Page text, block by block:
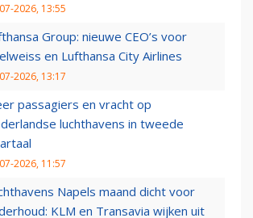
2026, 13:55
Group: nieuwe CEO’s voor
en Lufthansa City Airlines
2026, 13:17
passagiers en vracht op
luchthavens in tweede
2026, 11:57
Napels maand dicht voor
KLM en Transavia wijken uit